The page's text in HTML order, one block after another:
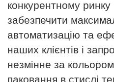
конкурентному
забезпечити
автоматизацію та
наших клієнтів і
незмінне за
паковання в стислі